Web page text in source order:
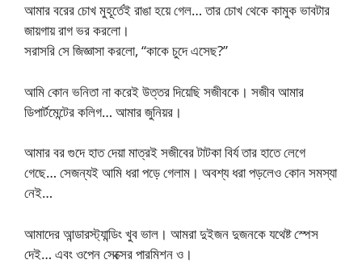
আমার বরের চোখ মুহূর্তেই রাঙা হয়ে গেল… তার চোখ থেকে কামুক ভাবটার
জায়গায় রাগ ভর করলো।
সরাসরি সে জিজ্ঞাসা করলো, “কাকে চুদে এসেছ?”
আমি কোন ভনিতা না করেই উত্তর দিয়েছি সজীবকে। সজীব আমার
ডিপার্টমেন্টের কলিগ… আমার জুনিয়র।
আমার বর গুদে হাত দেয়া মাত্রই সজীবের টাটকা বির্য তার হাতে লেগে
গেছে… সেজন্যই আমি ধরা পড়ে গেলাম। অবশ্য ধরা পড়লেও কোন সমস্যা
নেই…
আমাদের আন্ডারস্ট্যান্ডিং খুব ভাল। আমরা দুইজন দুজনকে যথেষ্ট স্পেস
দেই… এবং ওপেন সেক্সের পারমিশন ও।